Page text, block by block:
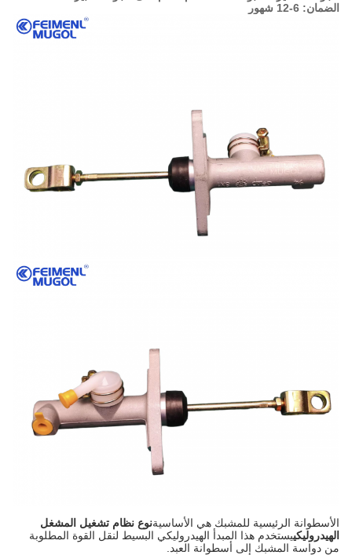
الضمان: 6-12 شهور
الأسطوانة الرئيسية للمشبك هي الأساسيةنوع نظام تشغيل المشغل
الهيدروليكييستخدم هذا المبدأ الهيدروليكي البسيط لنقل القوة المطلوبة
من دواسة المشبك إلى أسطوانة العبد.